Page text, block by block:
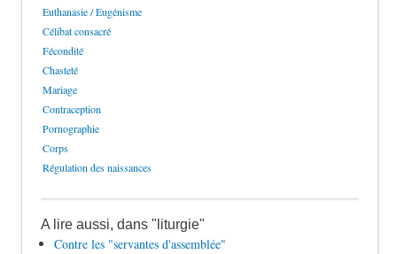
Euthanasie / Eugénisme
Célibat consacré
Fécondité
Chasteté
Mariage
Contraception
Pornographie
Corps
Régulation des naissances
A lire aussi, dans "liturgie"
Contre les "servantes d'assemblée"